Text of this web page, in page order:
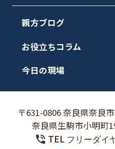
親方ブログ
お役立ちコラム
今日の現場
〒631-0806 奈良県奈良
奈良県生駒市小明町
TEL フリーダイ